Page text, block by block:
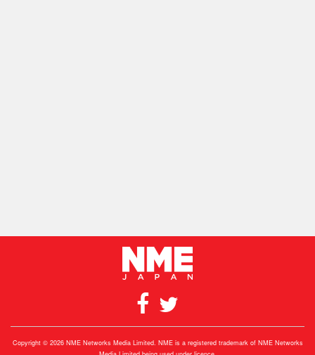
Copyright © 2026 NME Networks Media Limited. NME is a registered trademark of NME Networks